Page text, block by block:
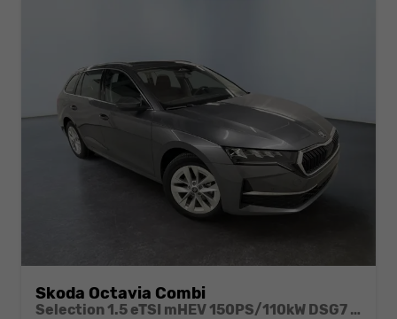
Skoda Octavia Combi
Selection 1.5 eTSI mHEV 150PS/110kW DSG7 2026 +AHK+SUNSET+3-ZONE+RFK+KESSY+EL.HECK+BHZ. LENKRAD